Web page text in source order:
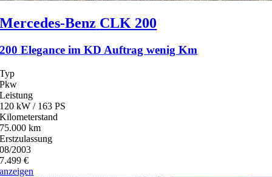
Mercedes-Benz CLK 200
200 Elegance im KD Auftrag wenig Km
Typ
Pkw
Leistung
120 kW / 163 PS
Kilometerstand
75.000 km
Erstzulassung
08/2003
7.499 €
anzeigen